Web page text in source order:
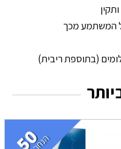
המשתמע מכך